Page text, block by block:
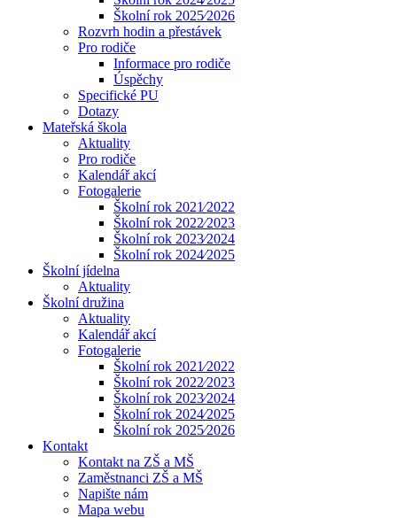
Školní rok 2025⁄2026
Rozvrh hodin a přestávek
Pro rodiče
Informace pro rodiče
Úspěchy
Specifické PU
Dotazy
Mateřská škola
Aktuality
Pro rodiče
Kalendář akcí
Fotogalerie
Školní rok 2021⁄2022
Školní rok 2022⁄2023
Školní rok 2023⁄2024
Školní rok 2024⁄2025
Školní jídelna
Aktuality
Školní družina
Aktuality
Kalendář akcí
Fotogalerie
Školní rok 2021⁄2022
Školní rok 2022⁄2023
Školní rok 2023⁄2024
Školní rok 2024⁄2025
Školní rok 2025⁄2026
Kontakt
Kontakt na ZŠ a MŠ
Zaměstnanci ZŠ a MŠ
Napište nám
Mapa webu